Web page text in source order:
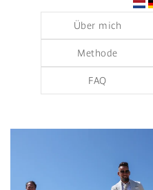
Über mich
Methode
FAQ